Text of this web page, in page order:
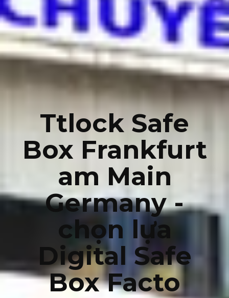
Ttlock Safe
Box Frankfurt
am Main
Germany -
chọn lựa
Digital Safe
Box Facto